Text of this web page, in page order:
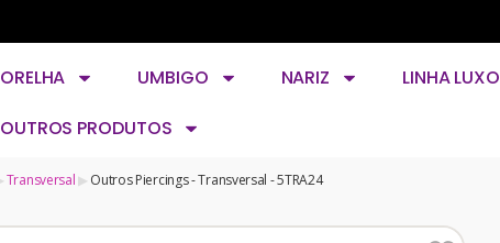
ORELHA UMBIGO NARIZ LINHA LUXO
OUTROS PRODUTOS
Transversal Outros Piercings - Transversal - 5TRA24